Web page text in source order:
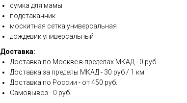
сумка для мамы
подстаканник
москитная сетка универсальная
дождевик универсальный
Доставка:
Доставка по Москве в пределах МКАД - 0 руб.
Доставка за пределы МКАД - 30 руб / 1 км.
Доставка по России - от 450 руб.
Самовывоз - 0 руб.